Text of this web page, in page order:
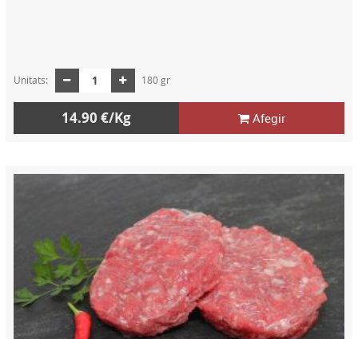
Unitats: 180 gr
14.90 €/Kg Afegir